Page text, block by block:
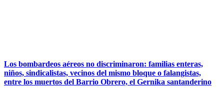
Los bombardeos aéreos no discriminaron: familias enteras,
niños, sindicalistas, vecinos del mismo bloque o falangistas,
entre los muertos del Barrio Obrero, el Gernika santanderino